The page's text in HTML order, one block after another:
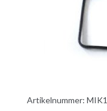
Artikelnummer: